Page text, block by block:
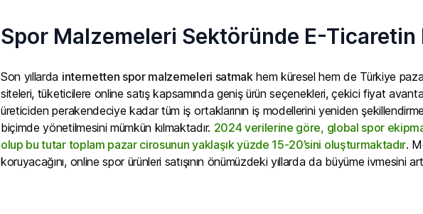
Spor Malzemeleri Sektöründe E-
Son yıllarda internetten spor malzemeleri satmakhem küresel hem de Türkiye
siteleri, tüketicilere online satış kapsamında geniş ürün seçenekleri, çekici fiyat
üreticiden perakendeciye kadar tüm iş ortaklarının iş modellerini yeniden
biçimde yönetilmesini mümkün kılmaktadır. 2024 verilerine göre, global spor
olup bu tutar toplam pazar cirosunun yaklaşık yüzde 15-20’sini oluşturmaktadır.
koruyacağını, online spor ürünleri satışının önümüzdeki yıllarda da büyüme ivmesini